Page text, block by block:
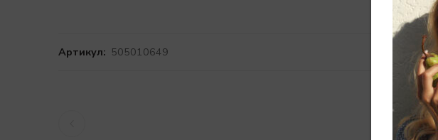
Артикул: 505010649